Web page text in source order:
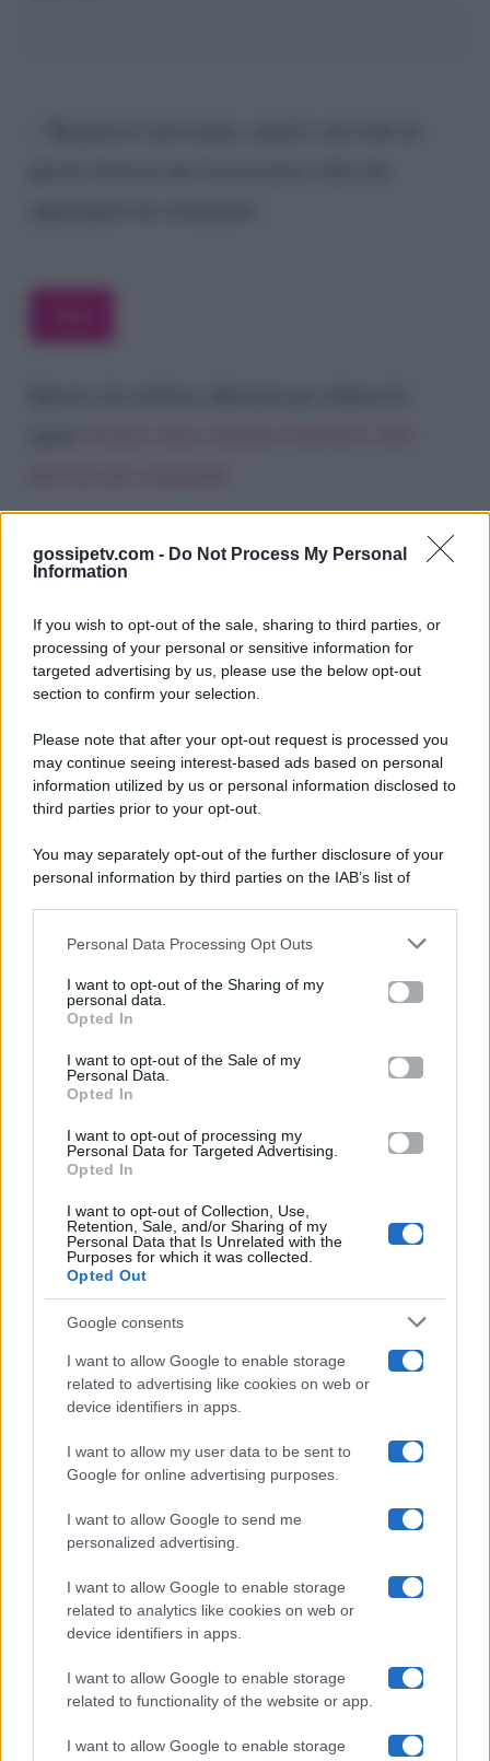
gossipetv.com - Do Not Process My Personal
Information
If you wish to opt-out of the sale, sharing to third parties, or
processing of your personal or sensitive information for
targeted advertising by us, please use the below opt-out
section to confirm your selection.
Please note that after your opt-out request is processed you
may continue seeing interest-based ads based on personal
information utilized by us or personal information disclosed to
third parties prior to your opt-out.
You may separately opt-out of the further disclosure of your
personal information by third parties on the IAB’s list of
This information may also be disclosed by us to third parties
disclose it to other third parties.
Please note that this website/app uses one or more Google
services and may gather and store information including but
not limited to your visit or usage behaviour. You may click to
grant or deny consent to Google and its third-party tags to
consent section.
Personal Data Processing Opt Outs
I want to opt-out of the Sharing of my
personal data.
Opted In
I want to opt-out of the Sale of my
Personal Data.
Opted In
I want to opt-out of processing my
Personal Data for Targeted Advertising.
Opted In
I want to opt-out of Collection, Use,
Retention, Sale, and/or Sharing of my
Personal Data that Is Unrelated with the
Purposes for which it was collected.
Opted Out
Google consents
I want to allow Google to enable storage
related to advertising like cookies on web or
device identifiers in apps.
I want to allow my user data to be sent to
Google for online advertising purposes.
I want to allow Google to send me
personalized advertising.
I want to allow Google to enable storage
related to analytics like cookies on web or
device identifiers in apps.
I want to allow Google to enable storage
related to functionality of the website or app.
I want to allow Google to enable storage
Gossip e TV è un sito di MASTE S.r.l.
viale Luigi Majno n. 21 - 20129 Milano (MI)
P.Iva 10909580960
Categorie
Gossip
Televisione
Programmi TV
Amici
Ballando Con Le Stelle
Grande Fratello
Isola Dei Famosi
Uomini E Donne
Maste S.r.l.
Chi siamo
Collabora con noi
Contatti
Privacy Policy
Cookie Policy